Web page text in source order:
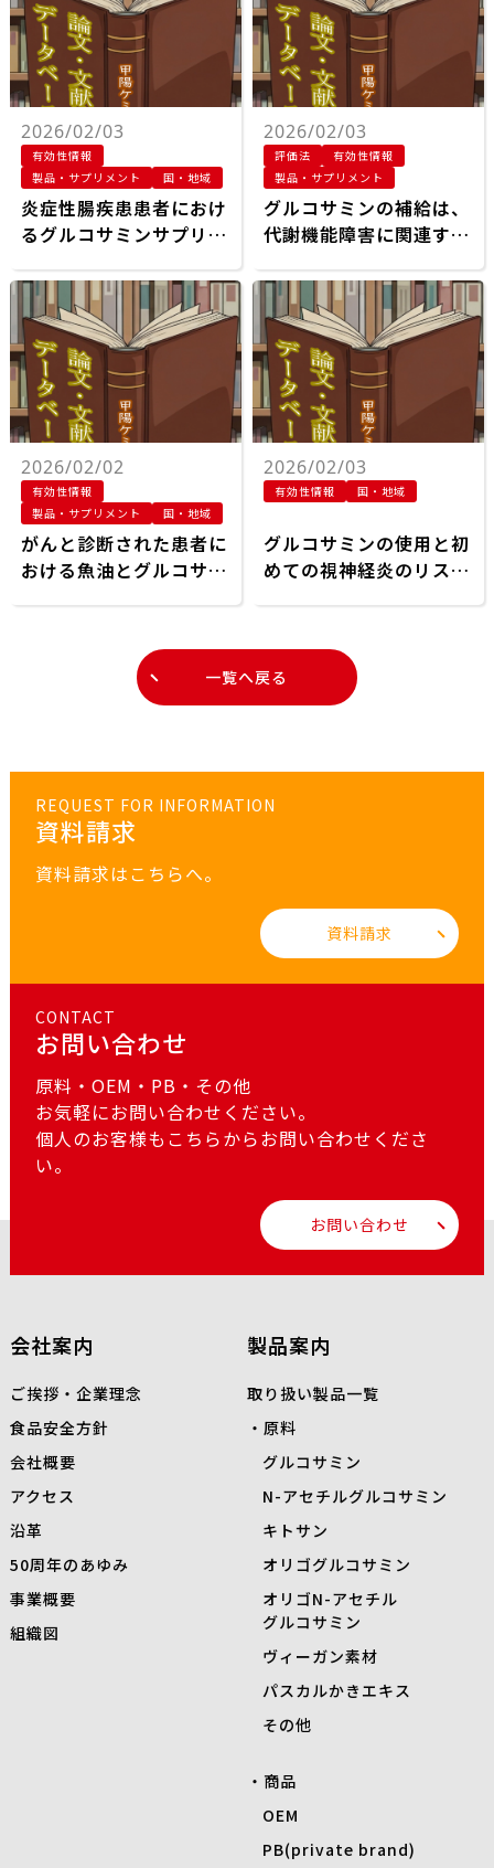
2026/02/03
有効性情報
製品・サプリメント
国・地域
炎症性腸疾患患者におけ
るグルコサミンサプリメ
低下：前向きコホート研
究
2026/02/03
評価法
有効性情報
製品・サプリメント
グルコサミンの補給は、
代謝機能障害に関連する
する併存疾患の進行を弱
めます
2026/02/02
有効性情報
製品・サプリメント
国・地域
がんと診断された患者に
おける魚油とグルコサミ
アの役割とがんの予後
2026/02/03
有効性情報 国・地域
グルコサミンの使用と初
めての視神経炎のリス
一覧へ戻る
REQUEST FOR INFORMATION
資料請求
資料請求はこちらへ。
資料請求
CONTACT
お問い合わせ
原料・OEM・PB・その他
お気軽にお問い合わせください。
個人のお客様もこちらからお問い合わせくださ
い。
お問い合わせ
会社案内
ご挨拶・企業理念
食品安全方針
会社概要
アクセス
沿革
50周年のあゆみ
事業概要
組織図
製品案内
取り扱い製品一覧
原料
グルコサミン
N-アセチルグルコサミン
キトサン
オリゴグルコサミン
オリゴN-アセチル
グルコサミン
ヴィーガン素材
パスカルかきエキス
その他
商品
OEM
PB(private brand)